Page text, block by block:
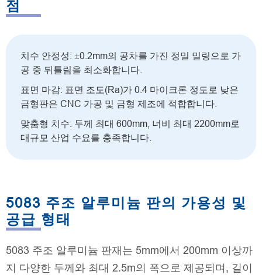
점
치수 안정성: ±0.2mm의 공차를 가진 정밀 밀링으로 가
공 중 뒤틀림을 최소화합니다.
표면 마감: 표면 조도(Ra)가 0.4 마이크론 정도로 낮은
금형판은 CNC 가공 및 금형 제조에 적합합니다.
맞춤형 치수: 두께 최대 600mm, 너비 최대 2200mm로
대규모 산업 수요를 충족합니다.
5083 주조 알루미늄 판의 가용성 및
공급 형태
5083 주조 알루미늄 판재는 5mm에서 200mm 이상까
지 다양한 두께와 최대 2.5m의 폭으로 제공되며, 길이